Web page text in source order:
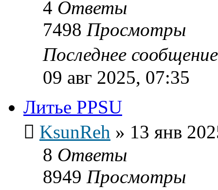
4 Ответы
7498 Просмотры
Последнее
09 авг 2025, 07:35
Литье PPSU
KsunReh » 13 янв
8 Ответы
8949 Просмотры